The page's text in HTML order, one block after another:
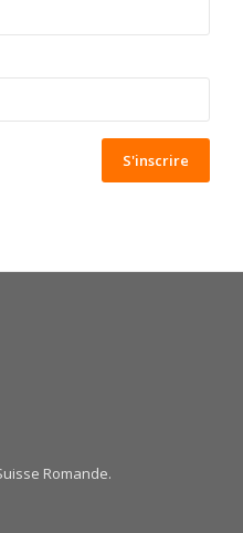
S'inscrire
Romande.